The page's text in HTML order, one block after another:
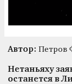
Автор: Петров
Нетаньяху
останется в